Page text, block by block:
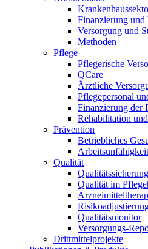
Finanzierung und
Versorgung und
Methoden
Pflege
Pflegerische
QCare
Ärztliche
Pflegepersonal
Finanzierung der
Rehabilitation
Prävention
Betriebliches
Qualität
Qualität im
Qualitätsmonitor
Versorgungs-
Drittmittelprojekte